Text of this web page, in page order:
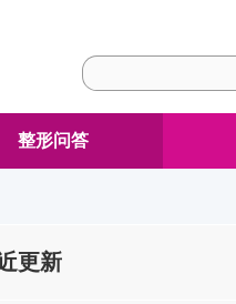
整形问答
更新